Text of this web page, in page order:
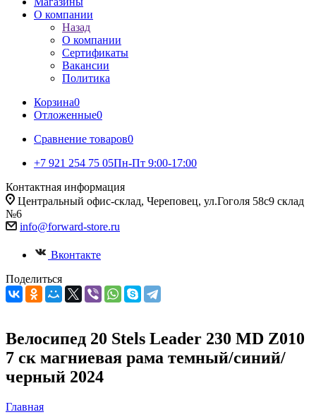
О компании
Назад
О компании
Сертификаты
Вакансии
Политика
Корзина0
Отложенные0
Сравнение товаров0
+7 921 254 75 05Пн-Пт 9:00-17:00
Контактная информация
Центральный офис-склад, Череповец, ул.Гоголя 58с9 склад
№6
info@forward-store.ru
Вконтакте
Поделиться
Велосипед 20 Stels Leader 230 MD Z010
7 ск магниевая рама темный/синий/
черный 2024
Главная